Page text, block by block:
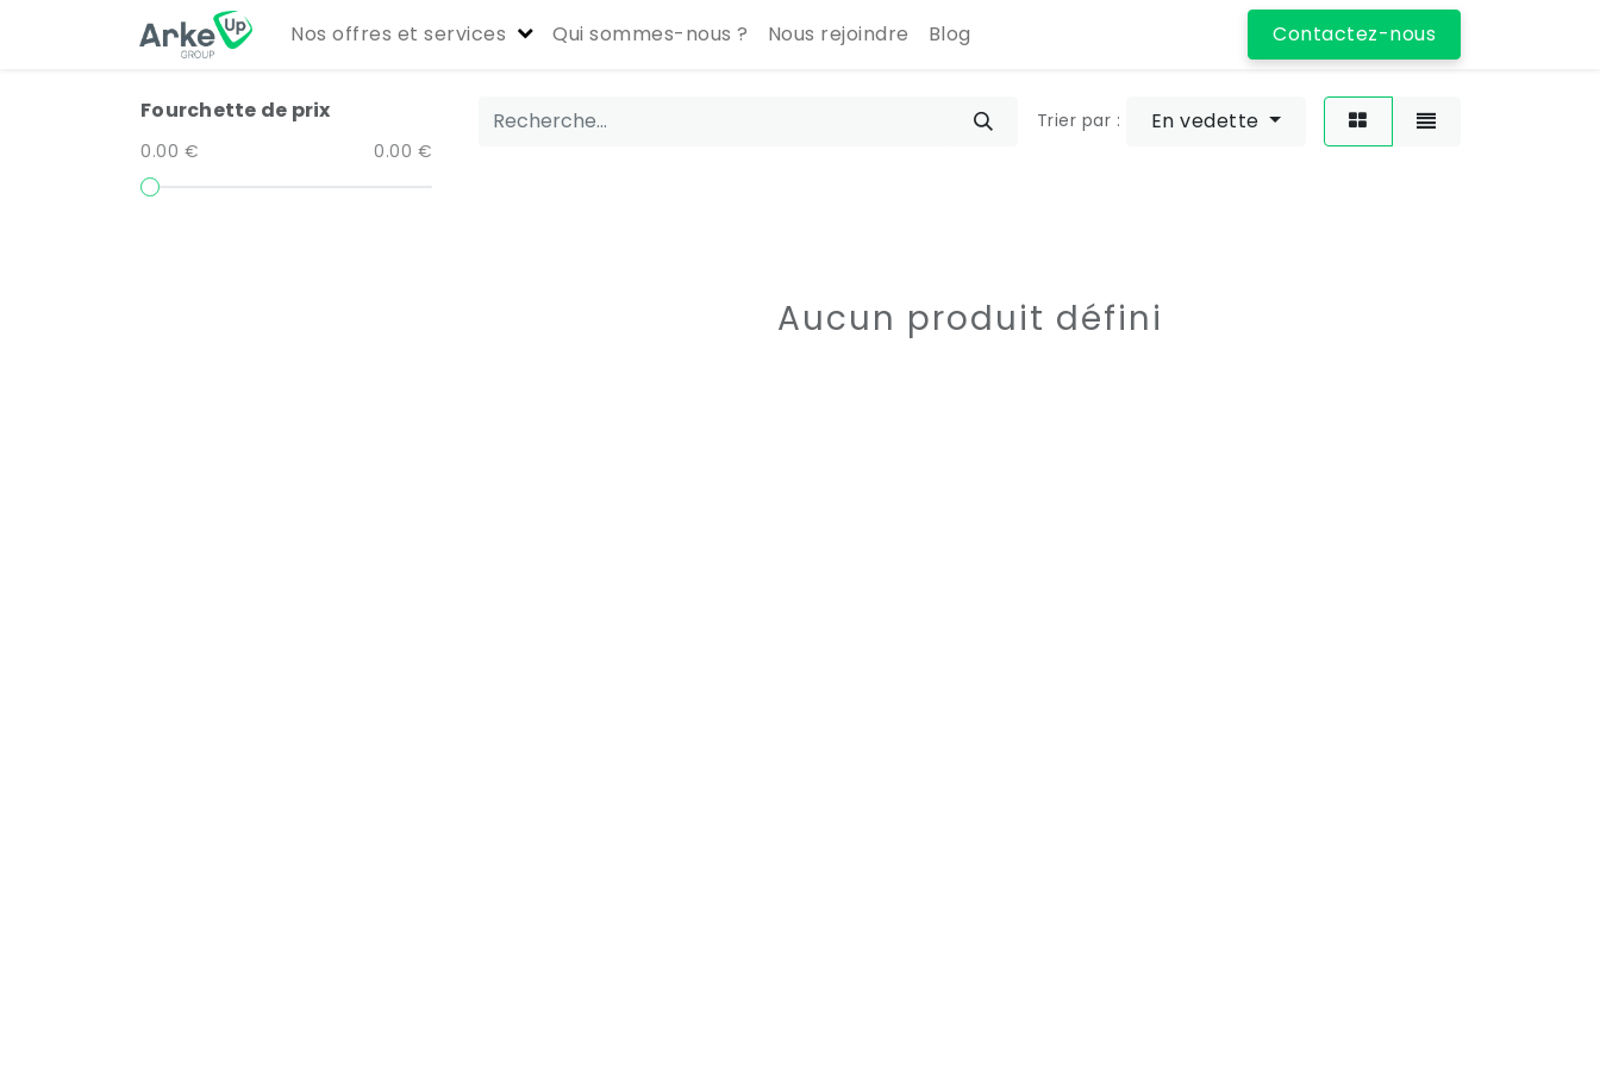
Nos offres et services Qui sommes-nous ? Nous rejoindre Blog Contactez-nous
Fourchette de prix
0.00 € 0.00 €
Trier par : En vedette
Aucun produit défini